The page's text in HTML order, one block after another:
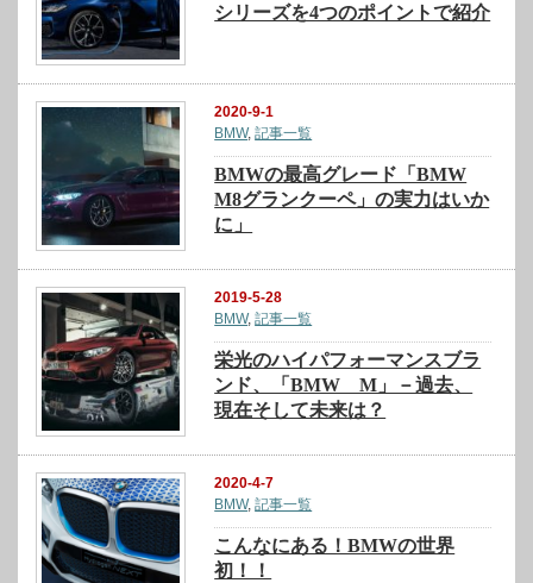
シリーズを4つのポイントで紹介
2020-9-1
BMW,記事一覧
BMWの最高グレード「BMW
M8グランクーペ」の実力はいか
に」
2019-5-28
BMW,記事一覧
栄光のハイパフォーマンスブラ
ンド、「BMW M」－過去、
現在そして未来は？
2020-4-7
BMW,記事一覧
こんなにある！BMWの世界
初！！